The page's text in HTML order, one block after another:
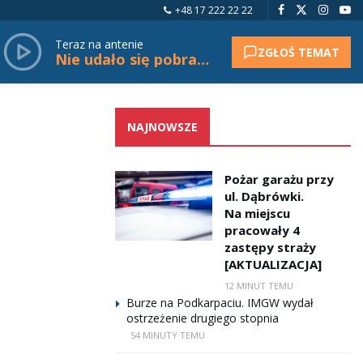
+48 17 222 22 22
Teraz na antenie
Nie udało się pobrać tytułu. ZGŁOŚ TEMAT
NAJNOWSZE
Pożar garażu przy
ul. Dąbrówki.
Na miejscu
pracowały 4
zastępy straży
[AKTUALIZACJA]
12 MINUT TEMU
Burze na Podkarpaciu. IMGW wydał
ostrzeżenie drugiego stopnia
54 MINUTY TEMU